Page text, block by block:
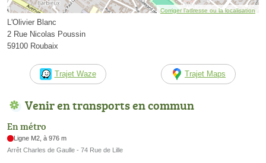
Corriger l’adresse ou la localisation
L'Olivier Blanc
2 Rue Nicolas Poussin
59100 Roubaix
Trajet Waze Trajet Maps
Venir en transports en commun
En métro
Ligne M2, à 976 m
Arrêt Charles de Gaulle - 74 Rue de Lille